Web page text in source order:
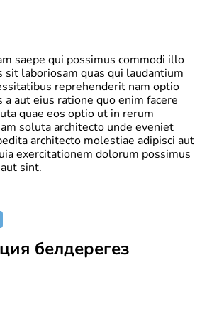
saepe qui possimus commodi illo
sit laboriosam quas qui laudantium
reprehenderit nam optio
a aut eius ratione quo enim facere
quae eos optio ut in rerum
soluta architecto unde eveniet
architecto molestiae adipisci aut
exercitationem dolorum possimus
sint.
белдерегез